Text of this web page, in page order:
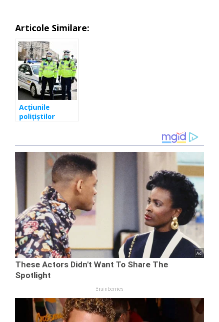
Articole Similare:
Acțiunile
polițiștilor
măsurilor anti-
Covid-19